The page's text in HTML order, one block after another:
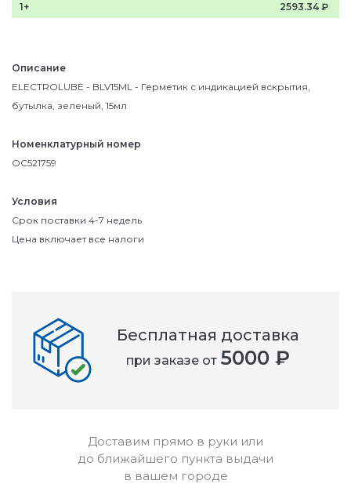
Описание
ELECTROLUBE - BLV15ML - Герметик с индикацией вскрытия,
бутылка, зеленый, 15мл
Номенклатурный номер
OC521759
Условия
Срок поставки 4-7 недель
Цена включает все налоги
1+ 2593.34 ₽
Бесплатная доставка
при заказе от 5000 ₽
Доставим прямо в руки или
до ближайшего пункта выдачи
в вашем городе